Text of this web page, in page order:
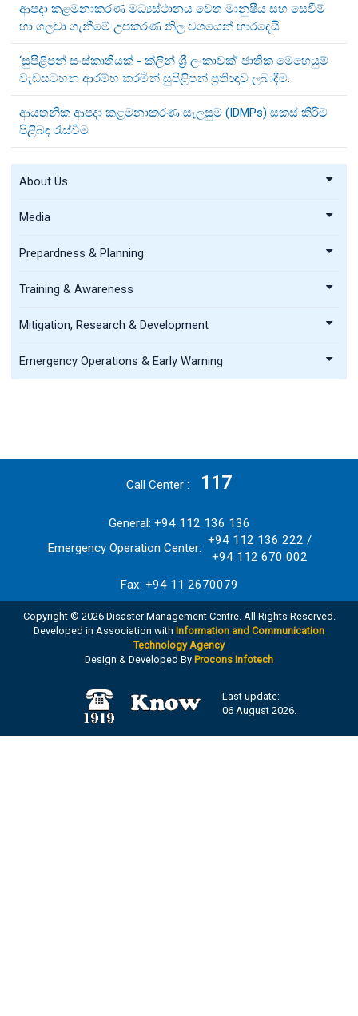
ආපදා කළමනාකරණ මධ්‍යස්ථානය වෙත මානුෂීය සහ සෙවීම්
හා ගලවා ගැනීමේ උපකරණ නිල වශයෙන් භාරදෙයි
‘සුපිළිපන් සංස්කෘතියක් - ක්ලීන් ශ්‍රී ලංකාවක්’ ජාතික මෙහෙයුම්
වැඩසටහන ආරම්භ කරමින් සුපිළිපන් ප්‍රතිඥාව ලබාදීම.
ආයතනික ආපදා කළමනාකරණ සැලසුම් (IDMPs) සකස් කිරීම
පිළිබඳ රැස්වීම
About Us
Media
Prepardness & Planning
Training & Awareness
Mitigation, Research & Development
Emergency Operations & Early Warning
Call Center 117
General: +94 112 136 136
Emergency Operation Center:
+94 112 136 222 /
+94 112 670 002
Fax: +94 11 2670079
Copyright © 2026 Disaster Management Centre. All Rights Reserved.
Developed in Association with Information and Communication
Technology Agency
Design & Developed By Procons Infotech
Last update:
06 August 2026.